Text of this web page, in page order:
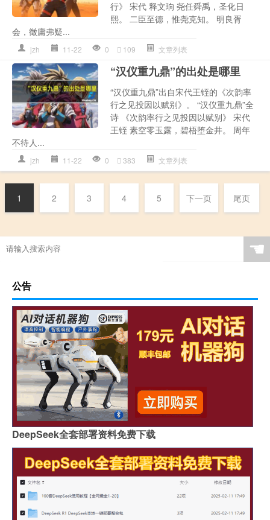
行》 宋代 释文珦 尧任舜禹，圣化日
熙。 二臣至德，惟尧克知。 明良胥
会，徵庸弗疑...
jzh 11-22 0 109 文章列表
“汉仪重九鼎”的出处是哪里
“汉仪重九鼎”出自宋代王铚的《次韵率
行之见投因以赋别》。 “汉仪重九鼎”全
诗 《次韵率行之见投因以赋别》 宋代
王铚 素空零玉露，碧梧堕金井。 周年
不待人...
jzh 11-22 0 383 文章列表
1 2 3 4 5 下一页 尾页
☚
公告
DeepSeek全套部署资料免费下载